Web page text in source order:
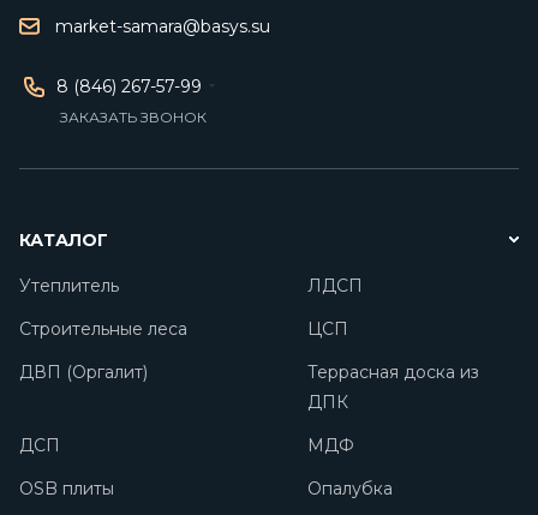
market-samara@basys.su
8 (846) 267-57-99
ЗАКАЗАТЬ ЗВОНОК
КАТАЛОГ
Утеплитель
ЛДСП
Строительные леса
ЦСП
ДВП (Оргалит)
Террасная доска из
ДПК
ДСП
МДФ
OSB плиты
Опалубка